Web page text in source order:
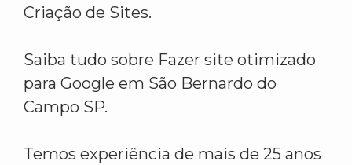
Criação de Sites.
Saiba tudo sobre Fazer site otimizado
para Google em São Bernardo do
Campo SP.
Temos experiência de mais de 25 anos